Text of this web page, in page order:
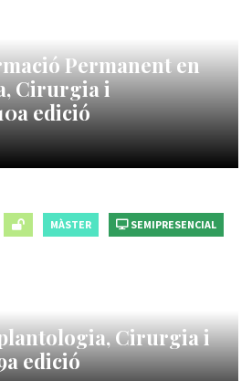
Permanent en
Cirurgia i
edició
MÀSTER SEMIPRESENCIAL
Cirurgia i
edició